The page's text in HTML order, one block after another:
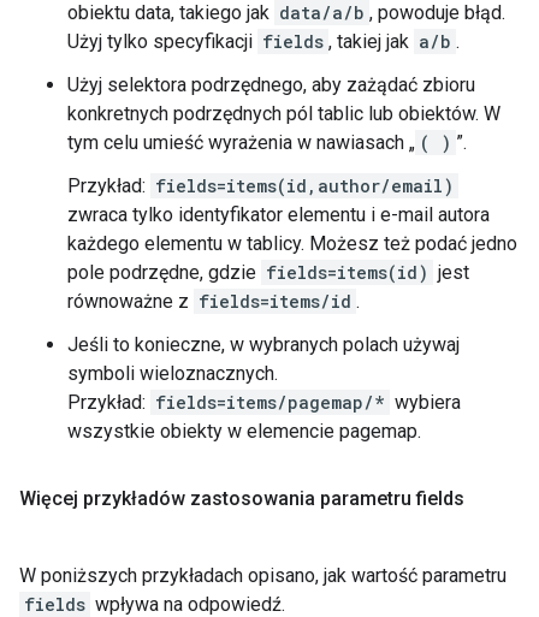
obiektu data, takiego jak data/a/b , powoduje błąd.
Użyj tylko specyfikacji fields , takiej jak a/b .
Użyj selektora podrzędnego, aby zażądać zbioru
konkretnych podrzędnych pól tablic lub obiektów. W
tym celu umieść wyrażenia w nawiasach „ ( ) ”.
Przykład: fields=items(id,author/email)
zwraca tylko identyfikator elementu i e-mail autora
każdego elementu w tablicy. Możesz też podać jedno
pole podrzędne, gdzie fields=items(id) jest
równoważne z fields=items/id .
Jeśli to konieczne, w wybranych polach używaj
symboli wieloznacznych.
Przykład: fields=items/pagemap/* wybiera
wszystkie obiekty w elemencie pagemap.
Więcej przykładów zastosowania parametru fields
W poniższych przykładach opisano, jak wartość parametru
fields wpływa na odpowiedź.